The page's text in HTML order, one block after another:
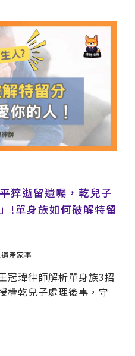
猝逝留遺囑，乾兒子
!單身族如何破解特留
產家事
冠瑋律師解析單身族3招
權乾兒子處理後事，守